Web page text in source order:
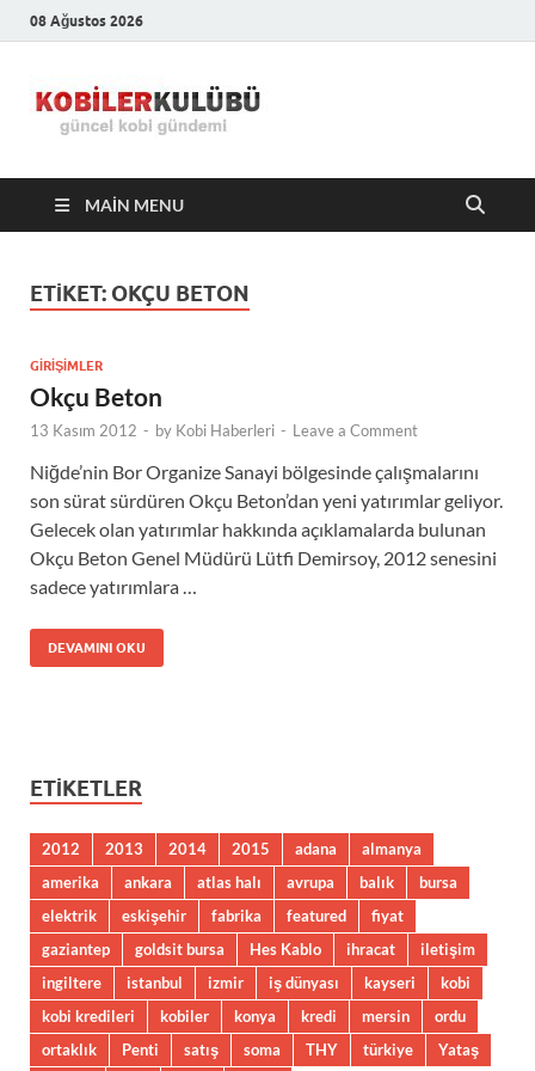
08 Ağustos 2026
Kulübü –
En Güncel
MAIN MENU
ETIKET: OKÇU BETON
GIRIŞIMLER
Okçu Beton
13 Kasım 2012 - by Kobi Haberleri - Leave a Comment
Niğde’nin Bor Organize Sanayi bölgesinde çalışmalarını
son sürat sürdüren Okçu Beton’dan yeni yatırımlar geliyor.
Gelecek olan yatırımlar hakkında açıklamalarda bulunan
Okçu Beton Genel Müdürü Lütfi Demirsoy, 2012 senesini
sadece yatırımlara …
DEVAMINI OKU
ETIKETLER
2012 2013 2014 2015 adana
almanya
amerika
ankara atlas halı avrupa balık
bursa
elektrik
eskişehir fabrika featured
fiyat
gaziantep
goldsit bursa Hes Kablo ihracat
iletişim
ingiltere
istanbul izmir iş dünyası kayseri
kobi
kobi kredileri
kobiler konya kredi mersin
ordu
ortaklık
Penti satış soma THY türkiye Yataş